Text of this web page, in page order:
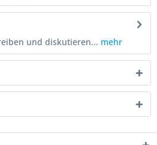
und diskutieren... mehr